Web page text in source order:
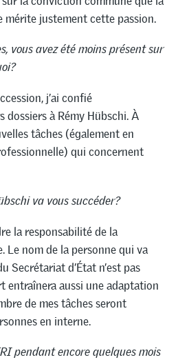
justement cette passion.
vous avez été moins présent sur
j’ai confié
dossiers à Rémy Hübschi. À
tâches (également en
qui concernent
va vous succéder?
la responsabilité de la
nom de la personne qui va
Secrétariat d’État n’est pas
entraînera aussi une adaptation
de mes tâches seront
en interne.
pendant encore quelques mois